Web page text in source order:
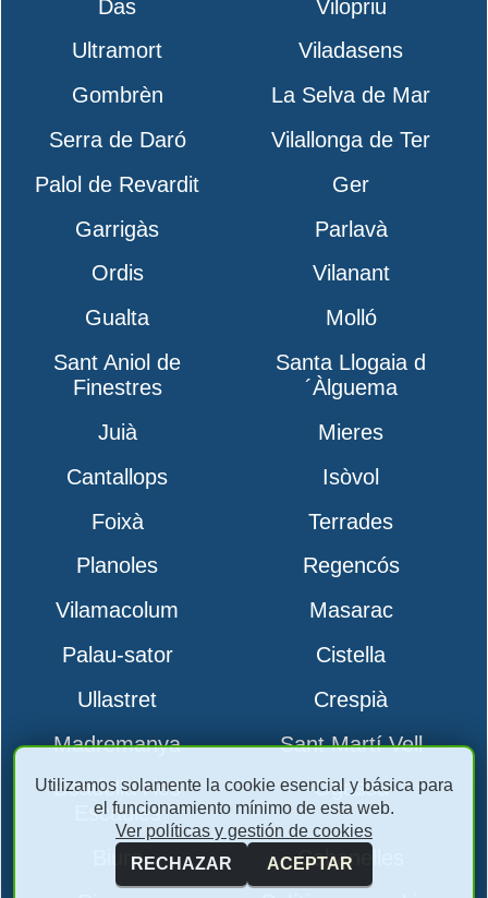
Das
Vilopriu
Ultramort
Viladasens
Gombrèn
La Selva de Mar
Serra de Daró
Vilallonga de Ter
Palol de Revardit
Ger
Garrigàs
Parlavà
Ordis
Vilanant
Gualta
Molló
Sant Aniol de
Finestres
Santa Llogaia d
´Àlguema
Juià
Mieres
Cantallops
Isòvol
Foixà
Terrades
Planoles
Regencós
Vilamacolum
Masarac
Palau-sator
Cistella
Ullastret
Crespià
Madremanya
Sant Martí Vell
Boadella i les
Escaules
Ogassa
Biure
Cabanelles
Utilizamos solamente la cookie esencial y básica para
el funcionamiento mínimo de esta web.
Ver políticas y gestión de cookies
RECHAZAR
ACEPTAR